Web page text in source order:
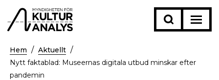
Hem
Aktuellt
Nytt faktablad: Museernas digitala utbud minskar efter
pandemin